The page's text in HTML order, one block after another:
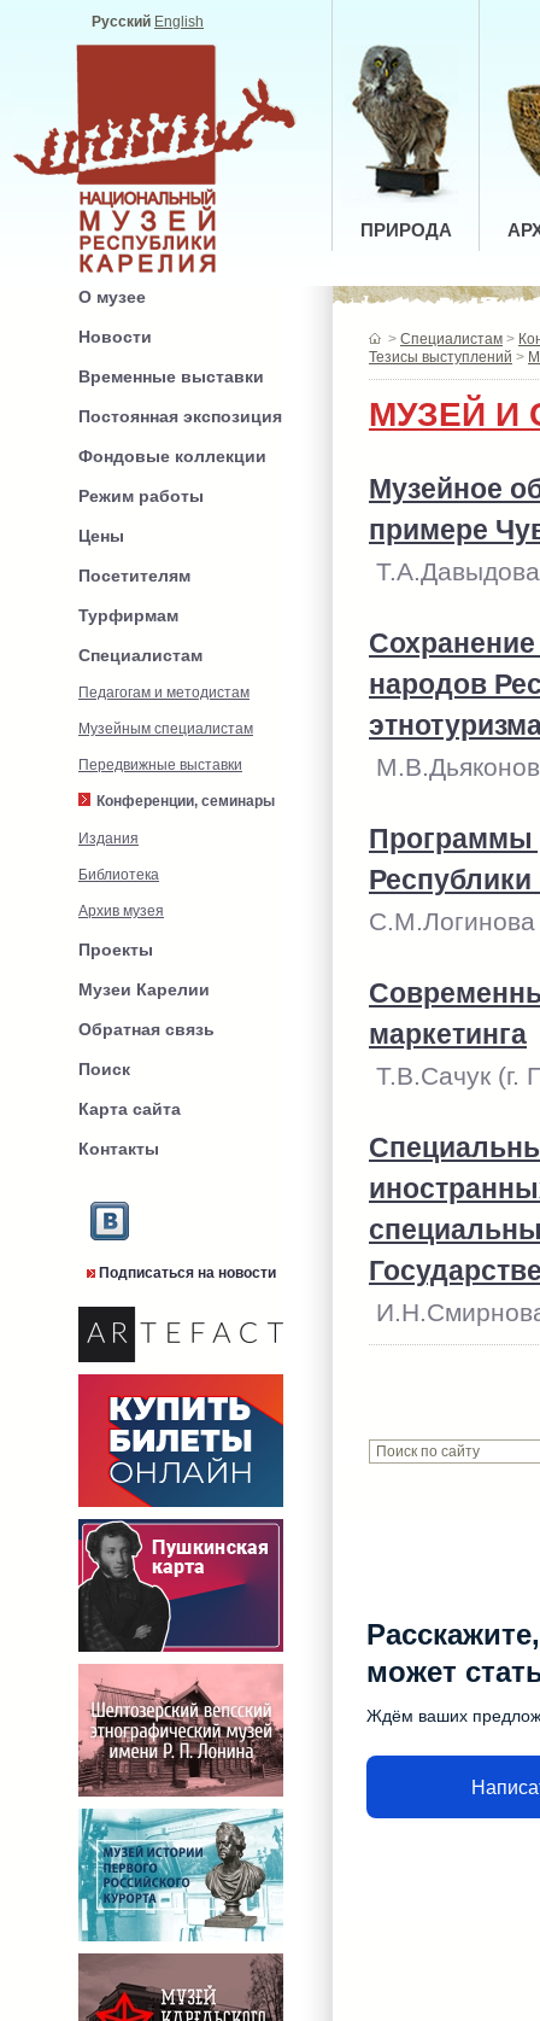
Русский English
ПРИРОДА
О музее
Новости
Временные выставки
Постоянная экспозиция
Фондовые коллекции
Режим работы
Цены
Посетителям
Турфирмам
Специалистам
Педагогам и методистам
Музейным специалистам
Передвижные выставки
Конференции, семинары
Издания
Библиотека
Архив музея
Проекты
Музеи Карелии
Обратная связь
Поиск
Карта сайта
Контакты
Подписаться на новости
> Специалистам >
Тезисы выступлений >
МУЗЕЙ И
Музейное
примере
народов
Программы
C.М.Логинова
маркетинга
Т.В.Сачук (г.
может
Ждём ваших